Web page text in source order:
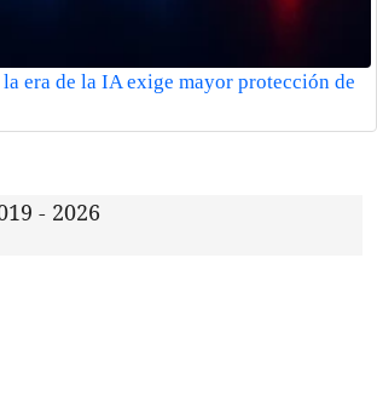
era de la IA exige mayor protección de
- 2026